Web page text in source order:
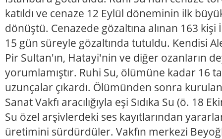
katıldı ve cenaze 12 Eylül döneminin ilk
dönüştü. Cenazede gözaltına alınan 163
15 gün süreyle gözaltında tutuldu. Kendisi
Pir Sultan'ın, Hatayi'nin ve diğer ozanların
yorumlamıştır. Ruhi Su, ölümüne kadar 16
uzunçalar çıkardı. Ölümünden sonra
Sanat Vakfı aracılığıyla eşi Sıdıka Su (ö. 18
Su özel arşivlerdeki ses kayıtlarından
üretimini sürdürdüler. Vakfın merkezi